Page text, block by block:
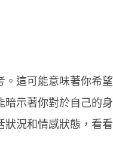
這可能意味著你希
示著你對於自己的
況和情感狀態，看